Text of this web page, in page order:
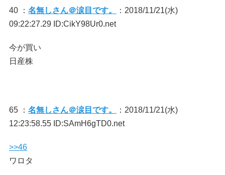
40 ： 名無しさん＠涙目です。
：2018/11/21(水)
09:22:27.29 ID:CikY98Ur0.net
今が買い
日産株
65 ： 名無しさん＠涙目です。
：2018/11/21(水)
12:23:58.55 ID:SAmH6gTD0.net
>>46
ワロタ